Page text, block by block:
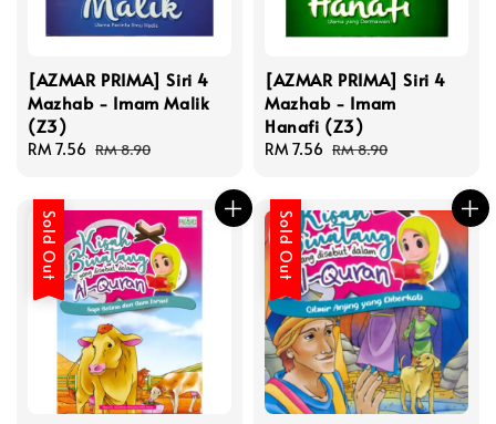
[AZMAR PRIMA] Siri 4
Mazhab - Imam Malik
(Z3)
Sale
RM 7.56 Regular
RM 8.90
[AZMAR PRIMA] Siri 4
Mazhab - Imam
Hanafi (Z3)
Sale
RM 7.56 Regular
RM 8.90
Sold Out Sold Out